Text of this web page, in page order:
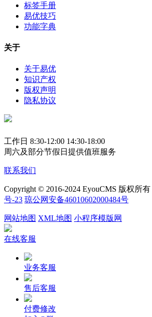
标签手册
易优技巧
功能字典
关于
关于易优
知识产权
版权声明
隐私协议
工作日 8:30-12:00 14:30-18:00
周六及部分节假日提供值班服务
联系我们
Copyright © 2016-2024 EyouCMS 版权所有
号-23 琼公网安备46010602000484号
网站地图 XML地图 小程序模版网
在线客服
业务客服
售后客服
付费修改